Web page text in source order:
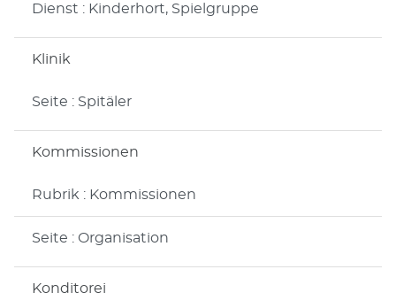
Dienst : Kinderhort, Spielgruppe
Klinik
Seite : Spitäler
Kommissionen
Rubrik : Kommissionen
Seite : Organisation
Konditorei